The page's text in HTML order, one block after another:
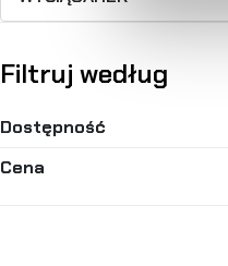
Filtruj według
Dostępność
Cena